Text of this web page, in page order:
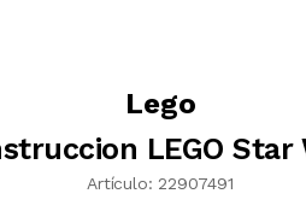
Lego
LEGO Star
Artículo: 22907491